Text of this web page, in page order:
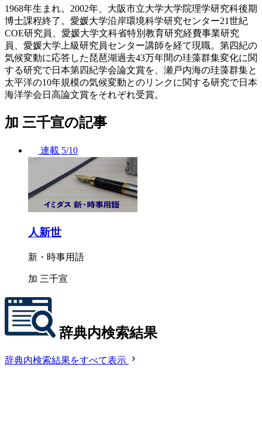
1968年生まれ。2002年、大阪市立大学大学院理学研究科後期
博士課程終了。愛媛大学沿岸環境科学研究センター21世紀
COE研究員、愛媛大学文科省特別教育研究経費事業研究
員、愛媛大学上級研究員センター講師を経て現職。第四紀の
気候変動に応答した琵琶湖過去43万年間の珪藻群集変化に関
する研究で日本第四紀学会論文賞を、瀬戸内海の珪藻群集と
太平洋の10年規模の気候変動とのリンクに関する研究で日本
海洋学会日高論文賞をそれぞれ受賞。
加 三千宣の記事
連載 5/10
人新世
新・時事用語
加 三千宣
辞典内検索結果
辞典内検索結果をすべて表示